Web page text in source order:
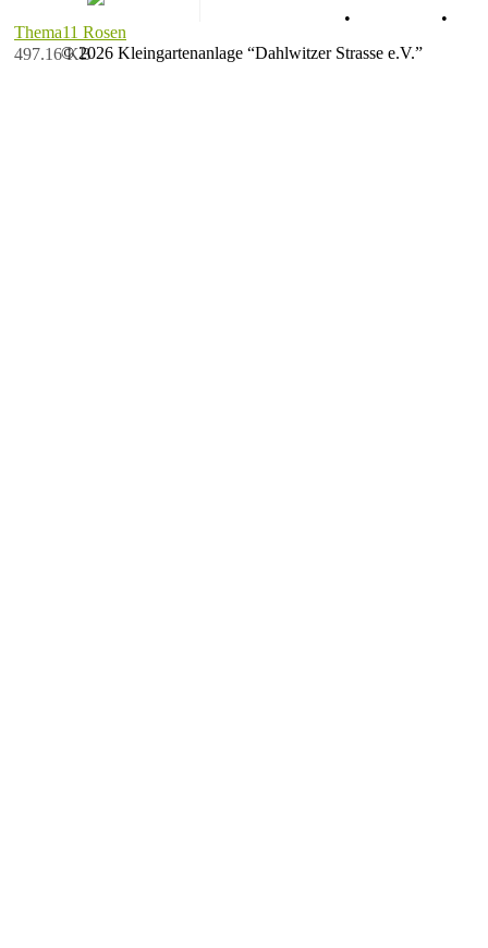
Thema11 Rosen
497.16 KB
•
•
© 2026 Kleingartenanlage “Dahlwitzer Strasse e.V.”